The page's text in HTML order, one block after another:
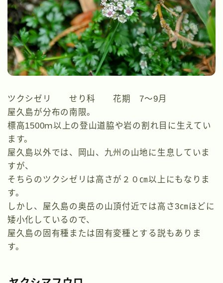
ツクシゼリ せり科 花期 7～9月
屋久島が分布の南限。
標高1500ｍ以上の登山道脇や岩の割れ目に生えてい
ます。
屋久島以外では、岡山、九州の山地に生息していま
すが、
そちらのツクシゼリは高さが２０㎝以上にもなりま
す。
しかし、屋久島の奥岳の山頂付近では高さ3㎝ほどに
矮小化しているので、
屋久島の固有種または固有変種とする説もありま
す。